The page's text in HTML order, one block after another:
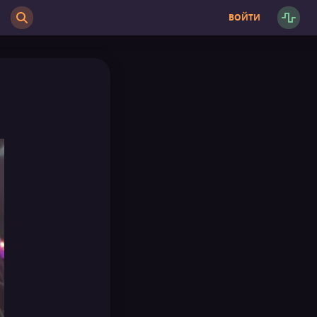
ВОЙТИ